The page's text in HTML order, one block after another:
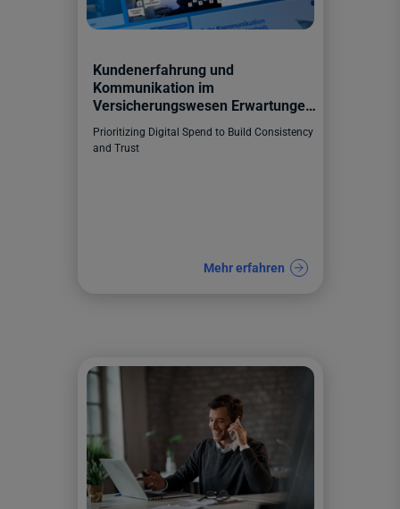
Kundenerfahrung und
Kommunikation im
Versicherungswesen Erwartungen,
Trends, Kanäle
Prioritizing Digital Spend to Build Consistency
and Trust
Mehr erfahren